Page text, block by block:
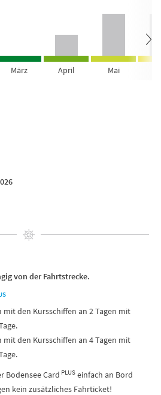
März April Mai
von der Fahrtstrecke.
mit den Kursschiffen an 2 Tagen mit
mit den Kursschiffen an 4 Tagen mit
Bodensee Card PLUS einfach an Bord
kein zusätzliches Fahrticket!